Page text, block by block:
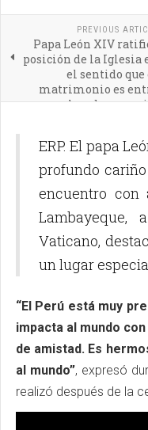
PREVIOUS
Papa León XIV
posición de la Iglesia
el sentido que
matrimonio es
hombre y
ERP. El papa
profundo
encuentro con
Vaticano,
un lugar
“El Perú está muy
impacta al mundo
de amistad. Es
al mundo”, expresó
realizó después de la